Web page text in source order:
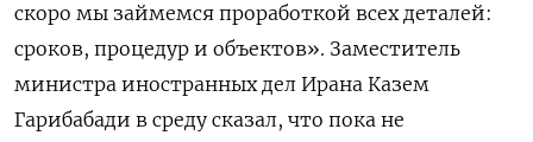
скоро мы займемся ‌проработкой всех деталей:
сроков, процедур и ‌объектов». Заместитель
министра иностранных дел Ирана Казем
Гарибабади в среду сказал, ​что пока не